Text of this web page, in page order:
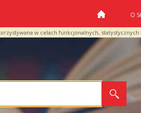
w celach funkcjonalnych,
O